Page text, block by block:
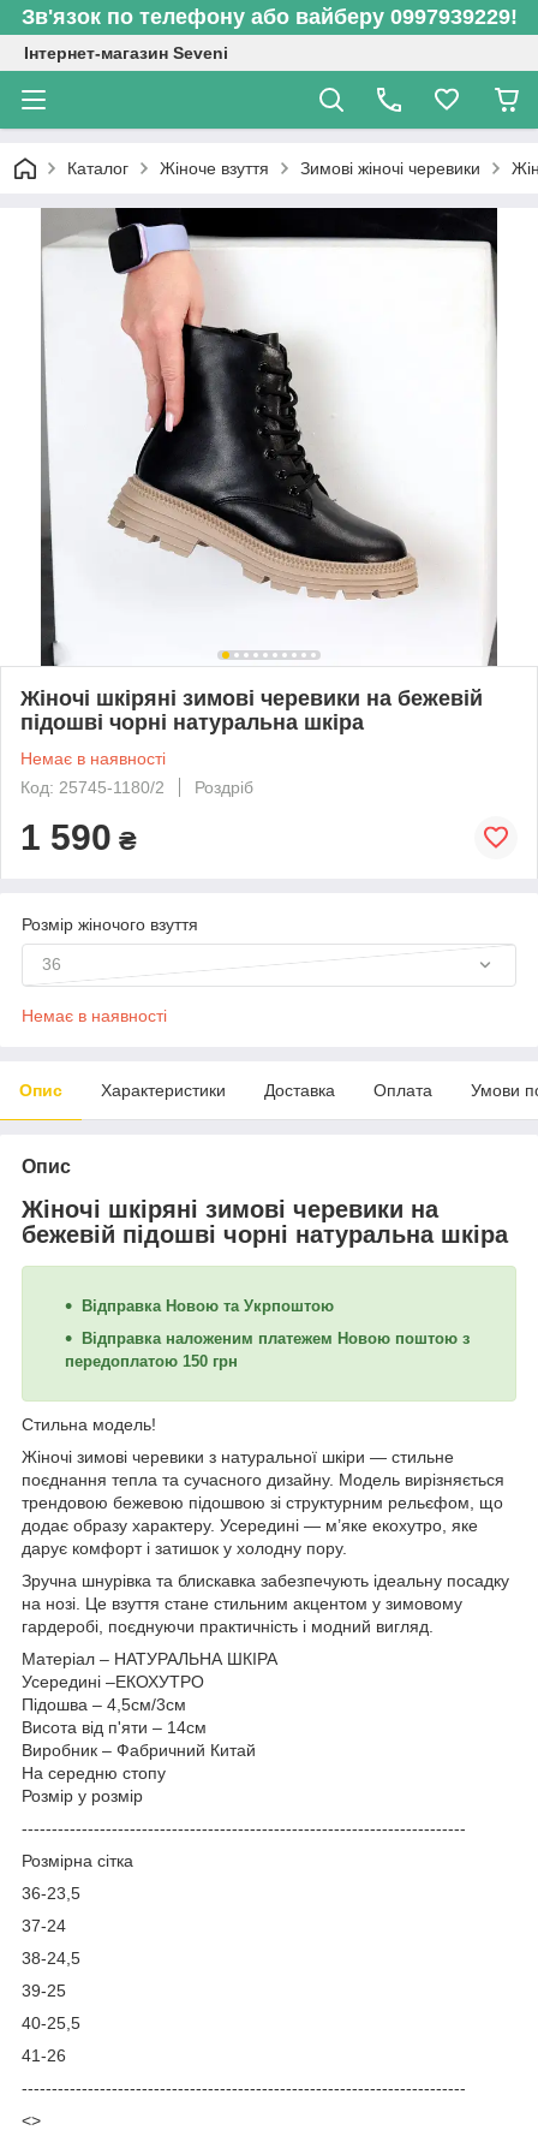
Зв'язок по телефону або вайберу 0997939229!
Інтернет-магазин Seveni
Каталог Жіноче взуття Зимові жіночі черевики
Жіночі шкіряні зимові черевики на бежевій
підошві чорні натуральна шкіра
Немає в наявності
Код: 25745-1180/2
Роздріб
1 590 ₴
Розмір жіночого взуття
36
Немає в наявності
Опис Характеристики Доставка Оплата Умови
Опис
Жіночі шкіряні зимові черевики на
бежевій підошві чорні натуральна шкіра
Відправка Новою та Укрпоштою
Відправка наложеним платежем Новою поштою з
передоплатою 150 грн
Стильна модель!
Жіночі зимові черевики з натуральної шкіри — стильне
поєднання тепла та сучасного дизайну. Модель вирізняється
трендовою бежевою підошвою зі структурним рельєфом, що
додає образу характеру. Усередині — м’яке екохутро, яке
дарує комфорт і затишок у холодну пору.
Зручна шнурівка та блискавка забезпечують ідеальну посадку
на нозі. Це взуття стане стильним акцентом у зимовому
гардеробі, поєднуючи практичність і модний вигляд.
Матеріал – НАТУРАЛЬНА ШКІРА
Усередині –ЕКОХУТРО
Підошва – 4,5см/3см
Висота від п'яти – 14см
Виробник – Фабричний Китай
На середню стопу
Розмір у розмір
--------------------------------------------------------------------------
Розмірна сітка
36-23,5
37-24
38-24,5
39-25
40-25,5
41-26
--------------------------------------------------------------------------
<>